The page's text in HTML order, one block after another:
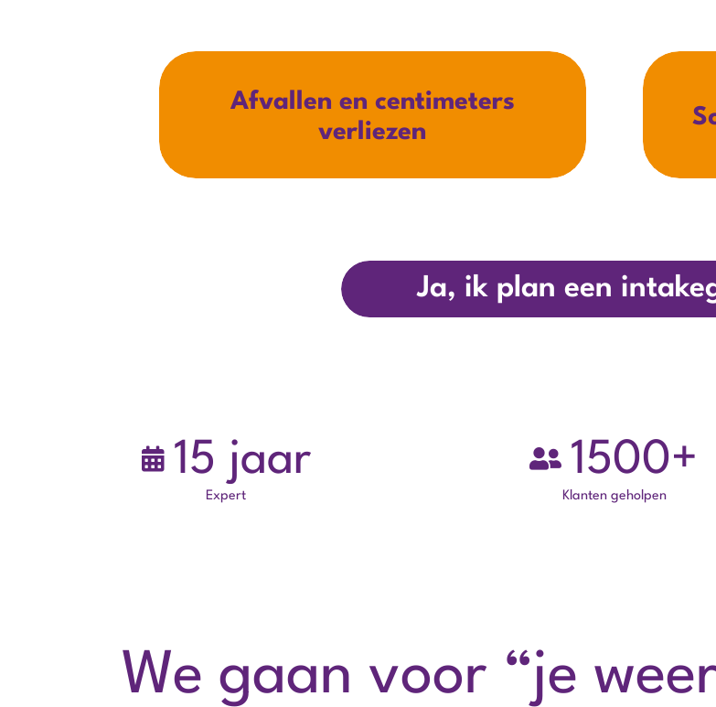
Afvallen en centimeters
verliezen
Ja, ik plan een
15 jaar
Expert
1500+
Klanten geholpen
We gaan voor “je